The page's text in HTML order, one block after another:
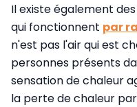
Il existe également
qui fonctionnent par
n'est pas l'air qui est
personnes présents
sensation de chaleur
la perte de chaleur